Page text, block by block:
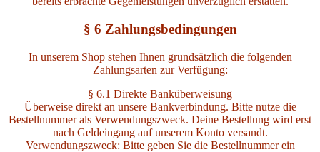
§ 6 Zahlungsbedingungen
In unserem Shop stehen Ihnen grundsätzlich die folgenden
Zahlungsarten zur Verfügung:
§ 6.1 Direkte Banküberweisung
Überweise direkt an unsere Bankverbindung. Bitte nutze die
Bestellnummer als Verwendungszweck. Deine Bestellung wird erst
nach Geldeingang auf unserem Konto versandt.
Verwendungszweck: Bitte geben Sie die Bestellnummer ein